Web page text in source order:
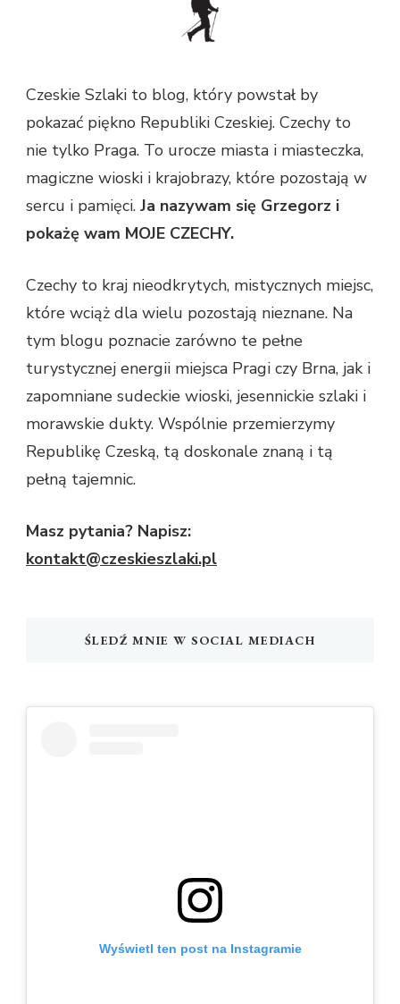
Czeskie Szlaki to blog, który powstał by
pokazać piękno Republiki Czeskiej. Czechy to
nie tylko Praga. To urocze miasta i miasteczka,
magiczne wioski i krajobrazy, które pozostają w
sercu i pamięci. Ja nazywam się Grzegorz i
pokażę wam MOJE CZECHY.
Czechy to kraj nieodkrytych, mistycznych miejsc,
które wciąż dla wielu pozostają nieznane. Na
tym blogu poznacie zarówno te pełne
turystycznej energii miejsca Pragi czy Brna, jak i
zapomniane sudeckie wioski, jesennickie szlaki i
morawskie dukty. Wspólnie przemierzymy
Republikę Czeską, tą doskonale znaną i tą
pełną tajemnic.
Masz pytania? Napisz:
kontakt@czeskieszlaki.pl
ŚLEDŹ MNIE W SOCIAL MEDIACH
Wyświetl ten post na Instagramie